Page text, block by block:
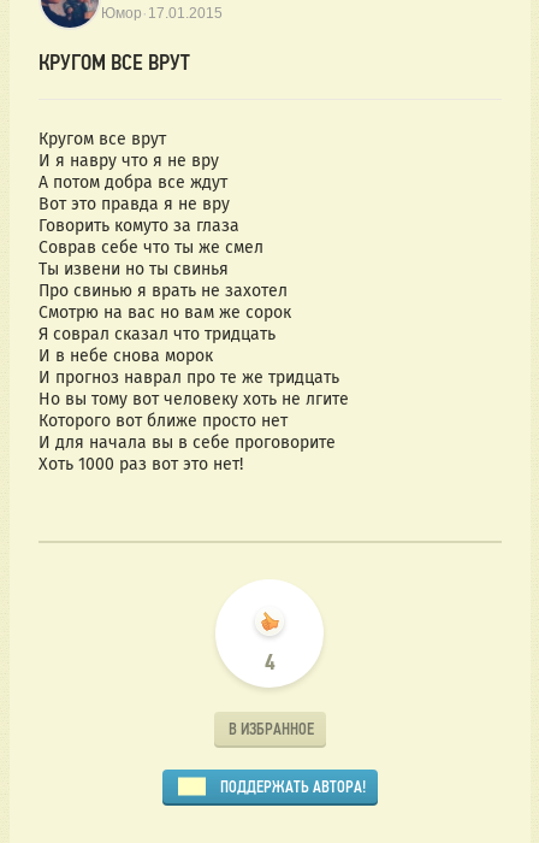
Юмор · 17.01.2015
КРУГОМ ВСЕ ВРУТ
Кругом все врут
И я навру что я не вру
А потом добра все ждут
Вот это правда я не вру
Говорить комуто за глаза
Соврав себе что ты же смел
Ты извени но ты свинья
Про свинью я врать не захотел
Смотрю на вас но вам же сорок
Я соврал сказал что тридцать
И в небе снова морок
И прогноз наврал про те же тридцать
Но вы тому вот человеку хоть не лгите
Которого вот ближе просто нет
И для начала вы в себе проговорите
Хоть 1000 раз вот это нет!
4
В ИЗБРАННОЕ
ПОДДЕРЖАТЬ АВТОРА!